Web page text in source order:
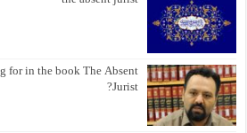
for in the book The Absent
Jurist?